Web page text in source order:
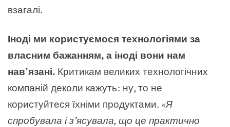
взагалі.
Іноді ми користуємося технологіями за
власним бажанням, а іноді вони нам
нав’язані. Критикам великих технологічних
компаній деколи кажуть: ну, то не
користуйтеся їхніми продуктами. «Я
спробувала і з’ясувала, що це практично